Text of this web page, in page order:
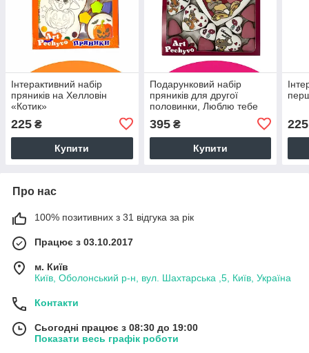
Інтерактивний набір
пряників на Хелловін
«Котик»
225 ₴
Купити
Подарунковий набір
пряників для другої
половинки, Люблю тебе
395₴
Купити
225
Про нас
100% позитивних з 31 відгука за рік
Працює з 03.10.2017
м. Київ
Київ, Оболонський р-н, вул. Шахтарська ,5, Київ, Україна
Контакти
Сьогодні працює з 08:30 до 19:00
Показати весь графік роботи